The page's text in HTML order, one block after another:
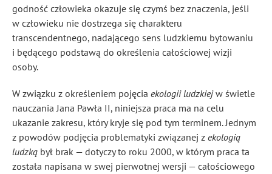
godność człowieka okazuje się czymś bez znaczenia, jeśli
w człowieku nie dostrzega się charakteru
transcendentnego, nadającego sens ludzkiemu bytowaniu
i będącego podstawą do określenia całościowej wizji
osoby.
W związku z określeniem pojęcia ekologii ludzkiejw świetle
nauczania Jana Pawła II, niniejsza praca ma na celu
ukazanie zakresu, który kryje się pod tym terminem. Jednym
z powodów podjęcia problematyki związanej z ekologią
ludzką był brak — dotyczy to roku 2000, w którym praca ta
została napisana w swej pierwotnej wersji — całościowego